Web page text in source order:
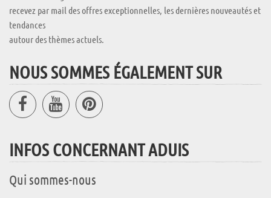
recevez par mail des offres exceptionnelles, les dernières nouveautés et
tendances
autour des thèmes actuels.
NOUS SOMMES ÉGALEMENT SUR
INFOS CONCERNANT ADUIS
Qui sommes-nous